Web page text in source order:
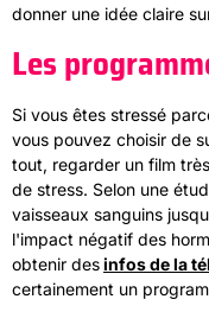
donner une idée claire
Les
Si vous êtes stressé
vous pouvez choisir de
tout, regarder un film
de stress. Selon une
vaisseaux sanguins
l'impact négatif des
obtenir desinfos de la
certainement un